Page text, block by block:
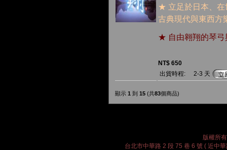
★ 立足於日本、在
古典現代與東西方
★ 自由翱翔的琴弓
NT$ 650
出貨時程:
2-3 天
顯示 1 到 15 (共83個商品)
版權所
台北市中華路 2 段 75 巷 6 號 ( 近中